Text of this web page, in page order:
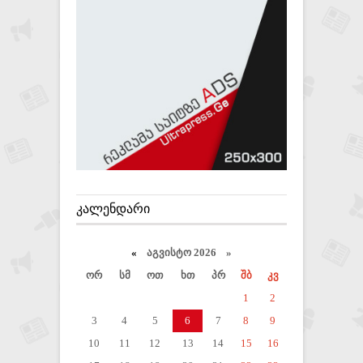
ᲙᲐᲚᲔᲜᲓᲐᲠᲘ
« აგვისტო 2026 »
ორ
სმ ოთ ხთ პრ შბ
კვ
1
2
3
4 5 6 7 8
9
10
11 12 13 14 15
16